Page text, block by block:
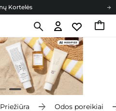
Kortelės
programa
Kortelės
Priežiūra Odos poreikiai